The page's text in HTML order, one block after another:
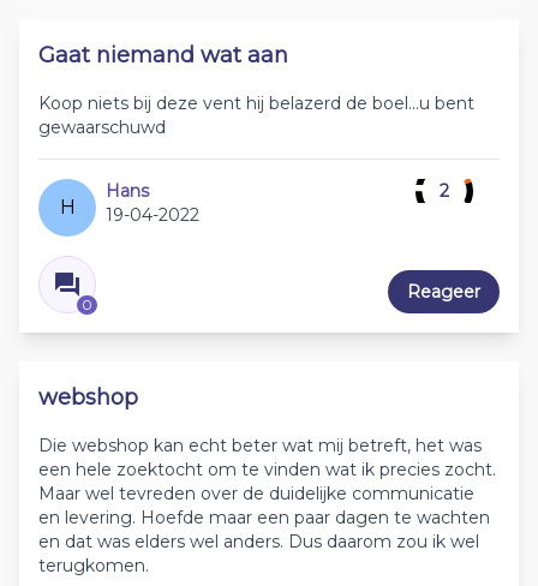
Gaat niemand wat aan
Koop niets bij deze vent hij belazerd de boel...u bent
gewaarschuwd
H
Hans
19-04-2022
0
2
Reageer
webshop
Die webshop kan echt beter wat mij betreft, het was
een hele zoektocht om te vinden wat ik precies zocht.
Maar wel tevreden over de duidelijke communicatie
en levering. Hoefde maar een paar dagen te wachten
en dat was elders wel anders. Dus daarom zou ik wel
terugkomen.